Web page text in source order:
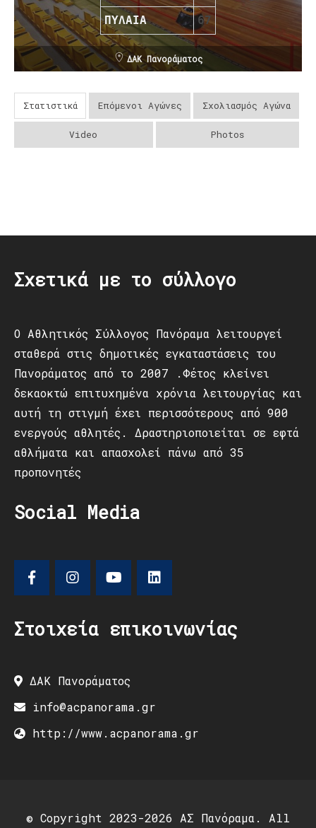
ΠΥΛΑΙΑ 67
ΔΑΚ Πανοράματος
Στατιστικά Επόμενοι Αγώνες Σχολιασμός Αγώνα
Video Photos
Σχετικά με το σύλλογο
Ο Αθλητικός Σύλλογος Πανόραμα λειτουργεί
σταθερά στις δημοτικές εγκαταστάσεις του
Πανοράματος από το 2007 .Φέτος κλείνει
δεκαοκτώ επιτυχημένα χρόνια λειτουργίας και
αυτή τη στιγμή έχει περισσότερους από 900
ενεργούς αθλητές. Δραστηριοποιείται σε εφτά
αθλήματα και απασχολεί πάνω από 35
προπονητές
Social Media
Στοιχεία επικοινωνίας
ΔΑΚ Πανοράματος
info@acpanorama.gr
http://www.acpanorama.gr
© Copyright 2023-2026 ΑΣ Πανόραμα. All